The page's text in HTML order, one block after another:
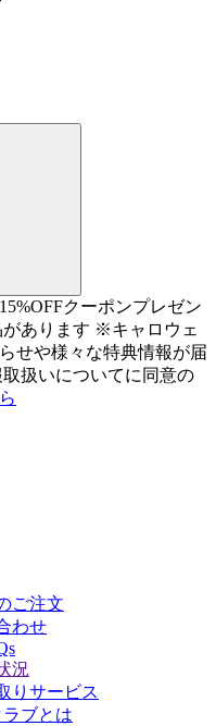
クーポンプレゼン
あります ※キャロウェ
せや様々な特典情報が届
扱いについてに同意の
ご注文
わせ
況
りサービス
ブとは